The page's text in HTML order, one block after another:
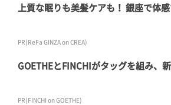
上質な眠りも美髪ケアも！ 銀座で体
PR(ReFa GINZA on CREA)
GOETHEとFINCHIがタッグを組み、
PR(FINCHI on GOETHE)